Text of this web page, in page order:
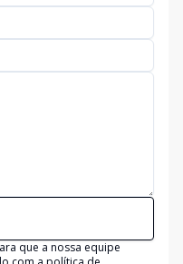
que a nossa equipe